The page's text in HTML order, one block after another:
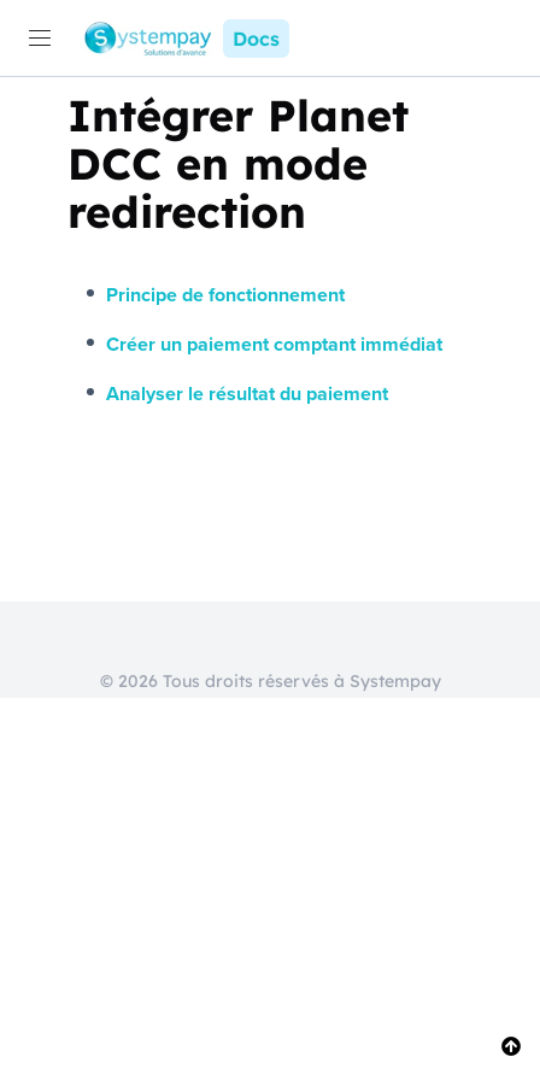
Docs
Intégrer Planet
DCC en mode
redirection
Principe de fonctionnement
Créer un paiement comptant immédiat
Analyser le résultat du paiement
© 2026 Tous droits réservés à Systempay